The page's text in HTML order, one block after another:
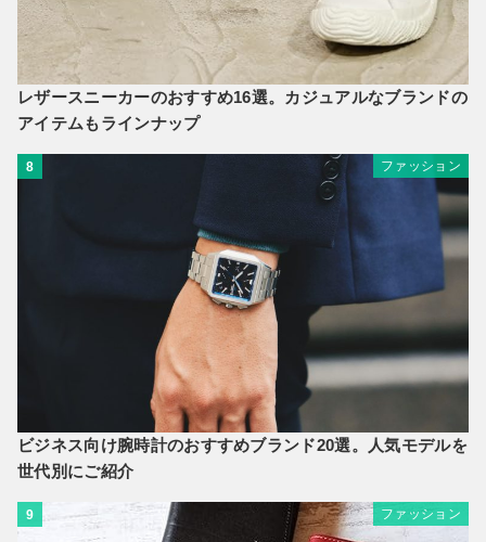
レザースニーカーのおすすめ16選。カジュアルなブランドの
アイテムもラインナップ
8 ファッション
ビジネス向け腕時計のおすすめブランド20選。人気モデルを
世代別にご紹介
9 ファッション